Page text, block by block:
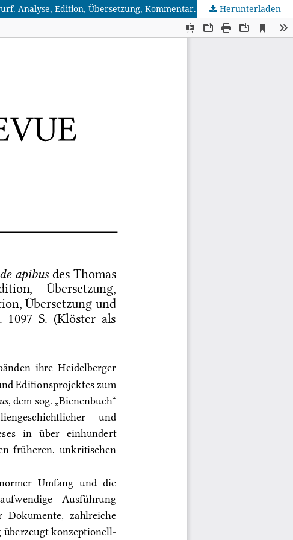
Burkhardt, Julia: Von Bienen lernen. Das Bonum universale de apibus des Thomas von Cantimpré als Gemeinschaftsentwurf. Analyse, Edition, Übersetzung, Kommentar. Teilband 1: Analyse und Anhänge; Teilband 2: Edition, Übersetzung und Kommentar
Herunterladen